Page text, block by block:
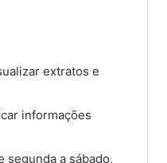
extratos e
informações
segunda a sábado,